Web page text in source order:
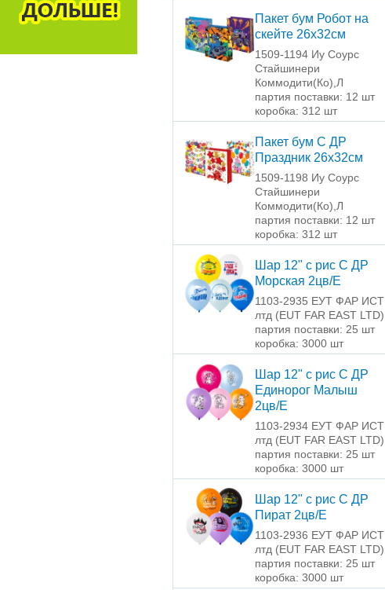
Пакет бум Робот на
скейте 26х32см
1509-1194 Иу Соурс
Стайшинери
Коммодити(Ко),Л
партия поставки: 12 шт
коробка: 312 шт
Пакет бум С ДР
Праздник 26х32см
1509-1198 Иу Соурс
Стайшинери
Коммодити(Ко),Л
партия поставки: 12 шт
коробка: 312 шт
Шар 12" с рис С ДР
Морская 2цв/Е
1103-2935 ЕУТ ФАР ИСТ
лтд (EUT FAR EAST LTD)
партия поставки: 25 шт
коробка: 3000 шт
Шар 12" с рис С ДР
Единорог Малыш
2цв/E
1103-2934 ЕУТ ФАР ИСТ
лтд (EUT FAR EAST LTD)
партия поставки: 25 шт
коробка: 3000 шт
Шар 12" с рис С ДР
Пират 2цв/Е
1103-2936 ЕУТ ФАР ИСТ
лтд (EUT FAR EAST LTD)
партия поставки: 25 шт
коробка: 3000 шт